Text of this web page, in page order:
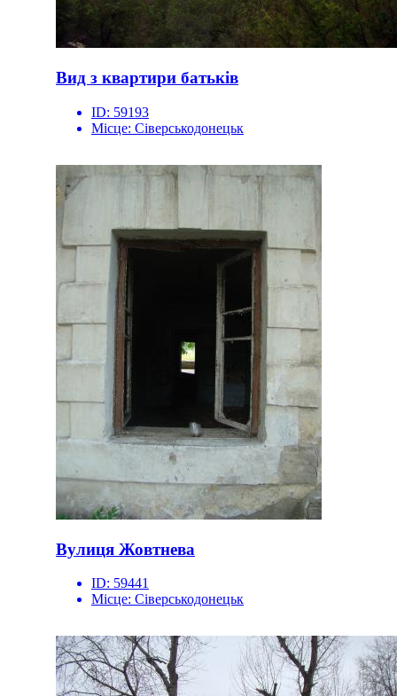
Вид з квартири батьків
ID: 59193
Місце: Сіверськодонецьк
Вулиця Жовтнева
ID: 59441
Місце: Сіверськодонецьк